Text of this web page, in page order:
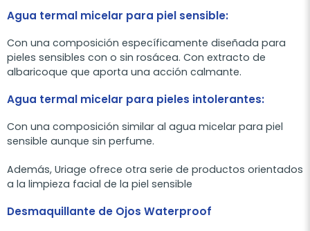
Agua termal micelar para piel sensible:
Con una composición específicamente diseñada para
pieles sensibles con o sin rosácea. Con extracto de
albaricoque que aporta una acción calmante.
Agua termal micelar para pieles intolerantes:
Con una composición similar al agua micelar para piel
sensible aunque sin perfume.
Además, Uriage ofrece otra serie de productos orientados
a la limpieza facial de la piel sensible
Desmaquillante de Ojos Waterproof